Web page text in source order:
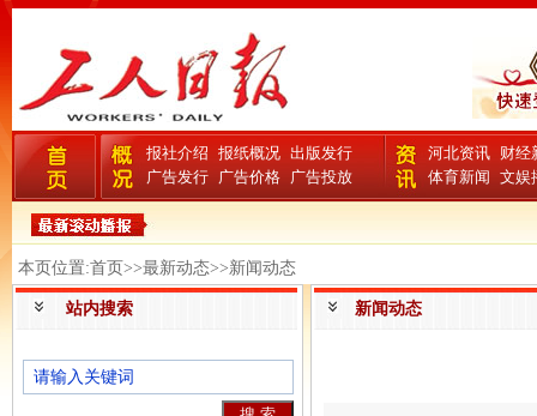
报社介绍 报纸概况 出版发行
广告发行 广告价格 广告投放
河北资讯 财经
体育新闻 文娱
本页位置:首页>>最新动态>>新闻动态
站内搜索 新闻动态